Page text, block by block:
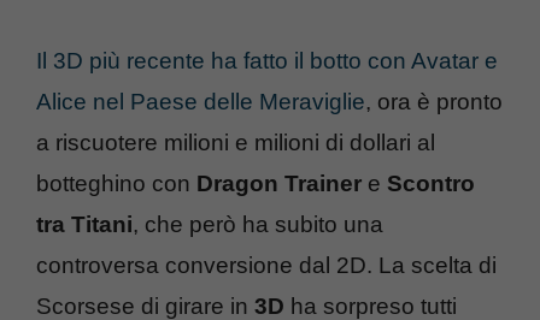
Il 3D più recente ha fatto il botto con Avatar e
Alice nel Paese delle Meraviglie, ora è pronto
a riscuotere milioni e milioni di dollari al
botteghino con Dragon Trainer e Scontro
tra Titani, che però ha subito una
controversa conversione dal 2D. La scelta di
Scorsese di girare in 3D ha sorpreso tutti